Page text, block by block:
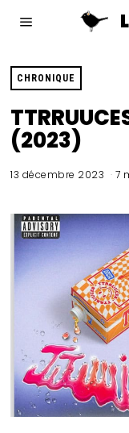
CHRONIQUE
(2023)
13 décembre 2023 7